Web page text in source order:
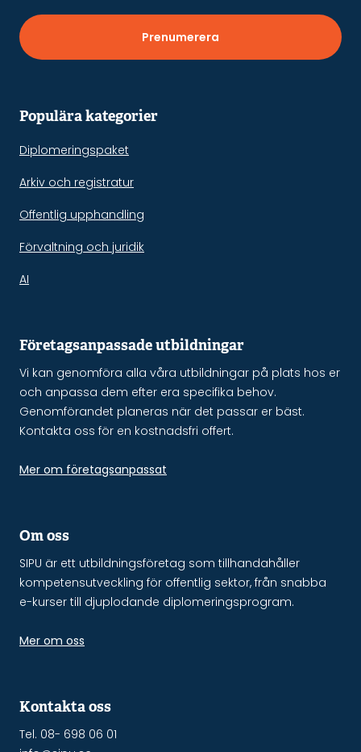
Prenumerera
Populära kategorier
Diplomeringspaket
Arkiv och registratur
Offentlig upphandling
Förvaltning och juridik
AI
Företagsanpassade utbildningar
Vi kan genomföra alla våra utbildningar på plats hos er
och anpassa dem efter era specifika behov.
Genomförandet planeras när det passar er bäst.
Kontakta oss för en kostnadsfri offert.
Mer om företagsanpassat
Om oss
SIPU är ett utbildningsföretag som tillhandahåller
kompetensutveckling för offentlig sektor, från snabba
e-kurser till djuplodande diplomeringsprogram.
Mer om oss
Kontakta oss
Tel. 08- 698 06 01